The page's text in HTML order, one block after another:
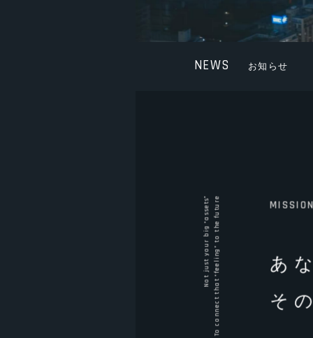
NEWS お知らせ
あ
そ
Not just your big “assets”To connect that “feeling” to the future